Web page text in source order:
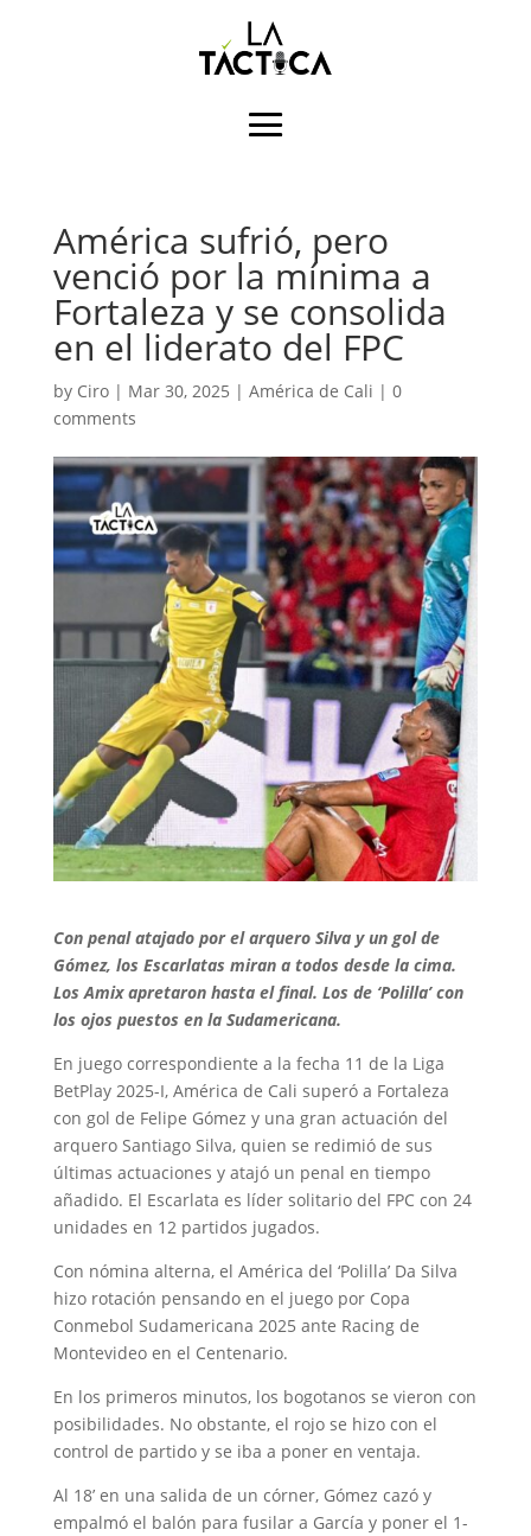
América sufrió, pero
venció por la mínima a
Fortaleza y se consolida
en el liderato del FPC
by Ciro| Mar 30, 2025 | América de Cali | 0
comments
Con penal atajado por el arquero Silva y un gol de
Gómez, los Escarlatas miran a todos desde la cima.
Los Amix apretaron hasta el final. Los de ‘Polilla’ con
los ojos puestos en la Sudamericana.
En juego correspondiente a la fecha 11 de la Liga
BetPlay 2025-I, América de Cali superó a Fortaleza
con gol de Felipe Gómez y una gran actuación del
arquero Santiago Silva, quien se redimió de sus
últimas actuaciones y atajó un penal en tiempo
añadido. El Escarlata es líder solitario del FPC con 24
unidades en 12 partidos jugados.
Con nómina alterna, el América del ‘Polilla’ Da Silva
hizo rotación pensando en el juego por Copa
Conmebol Sudamericana 2025 ante Racing de
Montevideo en el Centenario.
En los primeros minutos, los bogotanos se vieron con
posibilidades. No obstante, el rojo se hizo con el
control de partido y se iba a poner en ventaja.
Al 18’ en una salida de un córner, Gómez cazó y
empalmó el balón para fusilar a García y poner el 1-